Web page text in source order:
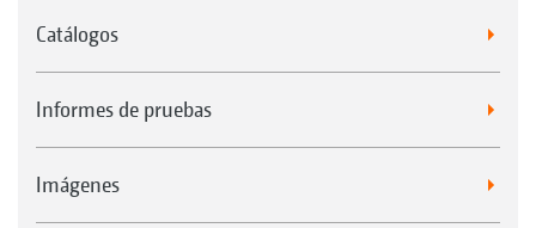
Catálogos
Informes de pruebas
Imágenes